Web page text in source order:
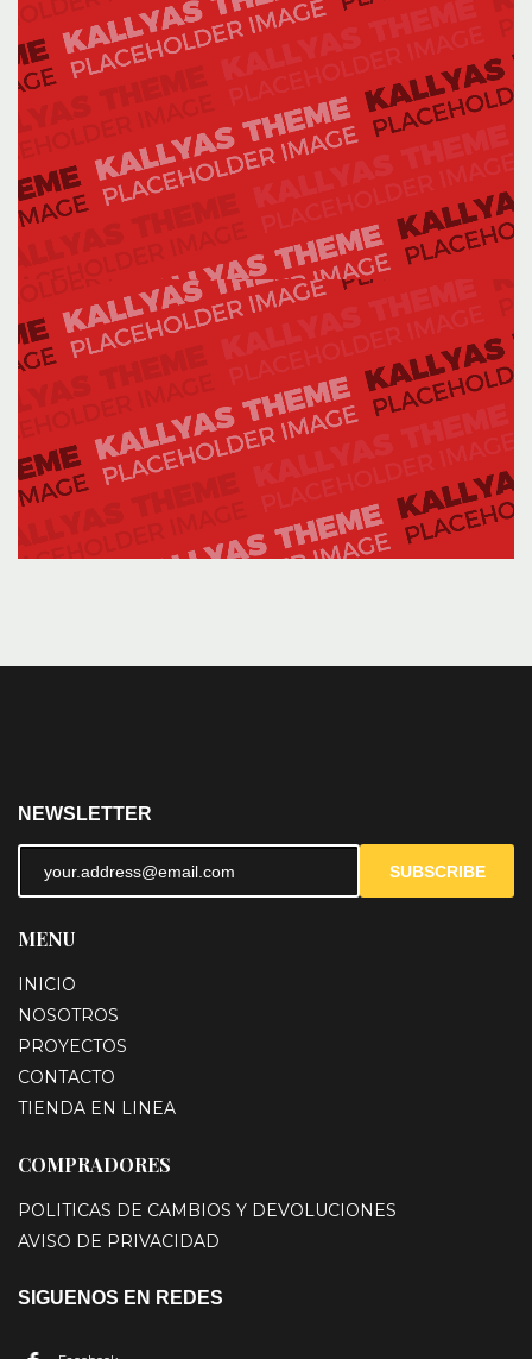
NEWSLETTER
SUBSCRIBE
MENU
INICIO
NOSOTROS
PROYECTOS
CONTACTO
TIENDA EN LINEA
COMPRADORES
POLITICAS DE CAMBIOS Y DEVOLUCIONES
AVISO DE PRIVACIDAD
SIGUENOS EN REDES